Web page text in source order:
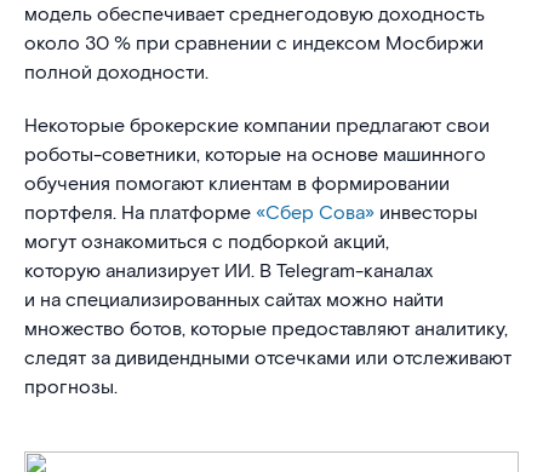
модель обеспечивает среднегодовую доходность
около 30 % при сравнении с индексом Мосбиржи
полной доходности.
Некоторые брокерские компании предлагают свои
роботы-советники, которые на основе машинного
обучения помогают клиентам в формировании
портфеля. На платформе «Сбер Сова» инвесторы
могут ознакомиться с подборкой акций,
которую анализирует ИИ. В Telegram-каналах
и на специализированных сайтах можно найти
множество ботов, которые предоставляют аналитику,
следят за дивидендными отсечками или отслеживают
прогнозы.